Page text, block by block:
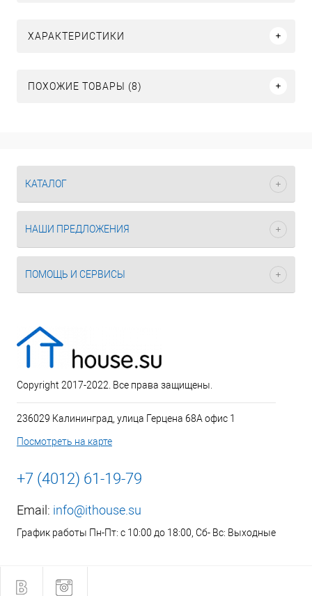
ХАРАКТЕРИСТИКИ
ПОХОЖИЕ ТОВАРЫ (8)
КАТАЛОГ
НАШИ ПРЕДЛОЖЕНИЯ
ПОМОЩЬ И СЕРВИСЫ
Copyright 2017-2022. Все права защищены.
236029 Калининград, улица Герцена 68А офис 1
Посмотреть на карте
+7 (4012) 61-19-79
Email: info@ithouse.su
График работы Пн-Пт: с 10:00 до 18:00, Сб- Вс: Выходные